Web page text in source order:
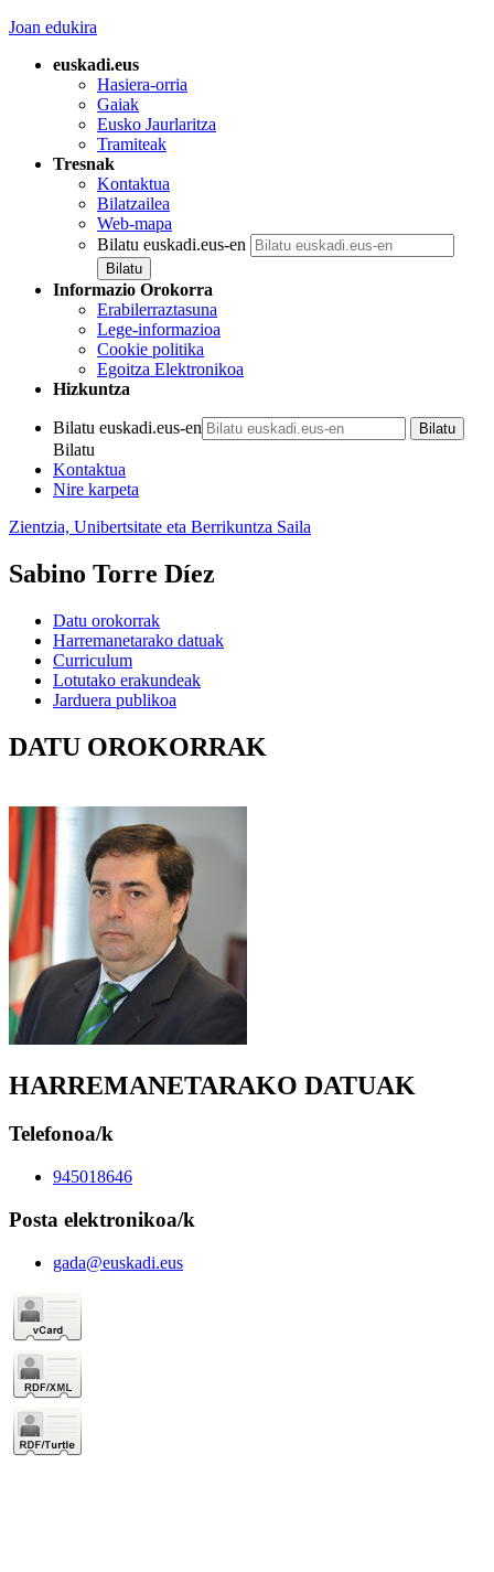
Joan edukira
euskadi.eus
Hasiera-orria
Gaiak
Eusko Jaurlaritza
Tramiteak
Tresnak
Kontaktua
Bilatzailea
Web-mapa
Bilatu euskadi.eus-en
Informazio Orokorra
Erabilerraztasuna
Lege-informazioa
Cookie politika
Egoitza Elektronikoa
Hizkuntza
Bilatu euskadi.eus-en
Bilatu
Kontaktua
Nire karpeta
Zientzia, Unibertsitate eta Berrikuntza Saila
Sabino Torre Díez
Datu orokorrak
Harremanetarako datuak
Curriculum
Lotutako erakundeak
Jarduera publikoa
DATU OROKORRAK
HARREMANETARAKO DATUAK
Telefonoa/k
945018646
Posta elektronikoa/k
gada@euskadi.eus